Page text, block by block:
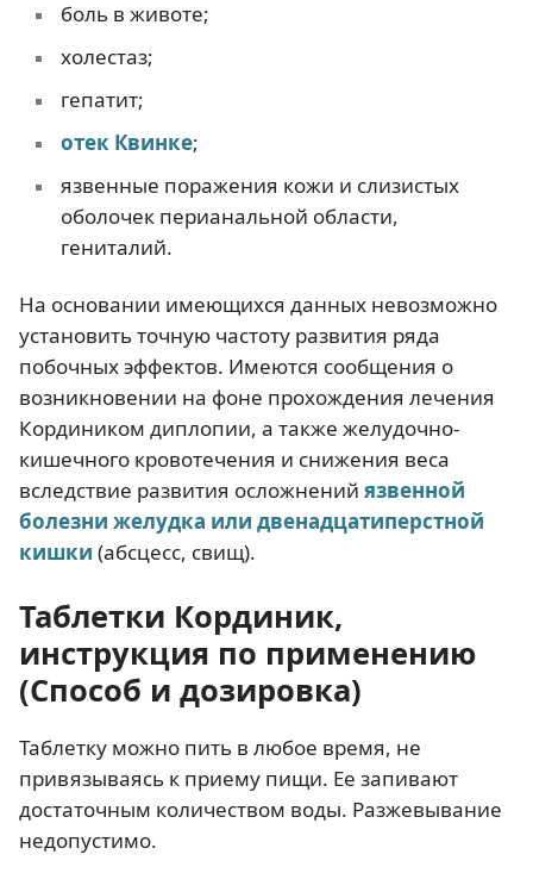
боль в животе;
холестаз;
гепатит;
отек Квинке;
язвенные поражения кожи и слизистых
оболочек перианальной области,
гениталий.
На основании имеющихся данных невозможно
установить точную частоту развития ряда
побочных эффектов. Имеются сообщения о
возникновении на фоне прохождения лечения
Кордиником диплопии, а также желудочно-
кишечного кровотечения и снижения веса
вследствие развития осложнений язвенной
болезни желудка или двенадцатиперстной
кишки (абсцесс, свищ).
Таблетки Кординик,
инструкция по применению
(Способ и дозировка)
Таблетку можно пить в любое время, не
привязываясь к приему пищи. Ее запивают
достаточным количеством воды. Разжевывание
недопустимо.